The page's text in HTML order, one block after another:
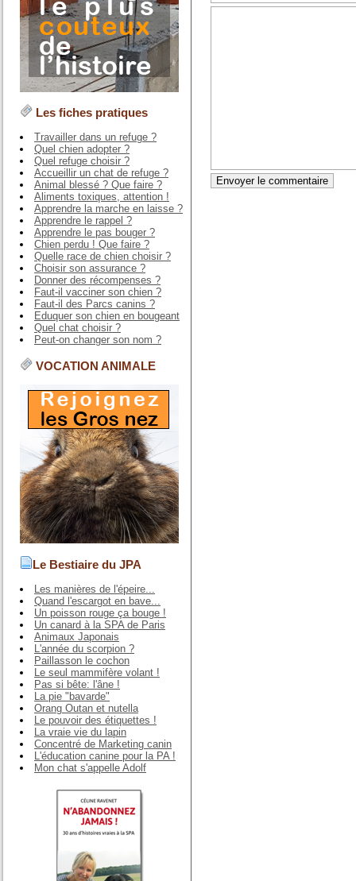
Les fiches pratiques
Travailler dans un refuge ?
Quel chien adopter ?
Quel refuge choisir ?
Accueillir un chat de refuge ?
Animal blessé ? Que faire ?
Aliments toxiques, attention !
Apprendre la marche en laisse ?
Apprendre le rappel ?
Apprendre le pas bouger ?
Chien perdu ! Que faire ?
Quelle race de chien choisir ?
Choisir son assurance ?
Donner des récompenses ?
Faut-il vacciner son chien ?
Faut-il des Parcs canins ?
Eduquer son chien en bougeant
Quel chat choisir ?
Peut-on changer son nom ?
VOCATION ANIMALE
Le Bestiaire du JPA
Les manières de l'épeire...
Quand l'escargot en bave...
Un poisson rouge ça bouge !
Un canard à la SPA de Paris
Animaux Japonais
L'année du scorpion ?
Paillasson le cochon
Le seul mammifère volant !
Pas si bête: l'âne !
La pie "bavarde"
Orang Outan et nutella
Le pouvoir des étiquettes !
La vraie vie du lapin
Concentré de Marketing canin
L'éducation canine pour la PA !
Mon chat s'appelle Adolf